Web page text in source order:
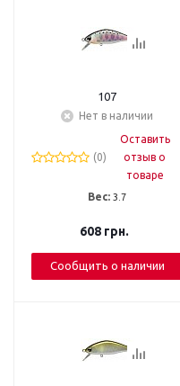
107
Нет в наличии
(0)
Оставить
отзыв о
товаре
Вес: 3.7
608грн.
Сообщить о наличии